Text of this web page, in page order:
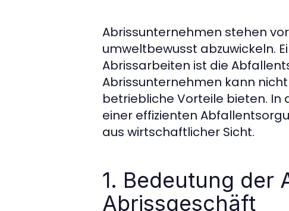
Abrissunternehmen stehen
umweltbewusst abzuwickeln.
Abrissarbeiten ist die
Abrissunternehmen kann
betriebliche Vorteile bieten. In
einer effizienten
aus wirtschaftlicher Sicht.
1. Bedeutung der
Abrissgeschäft